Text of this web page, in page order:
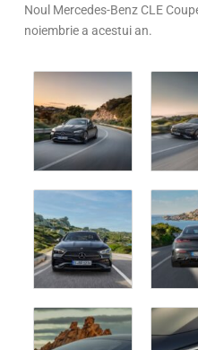
Noul Mercedes-Benz CLE
noiembrie a acestui an.